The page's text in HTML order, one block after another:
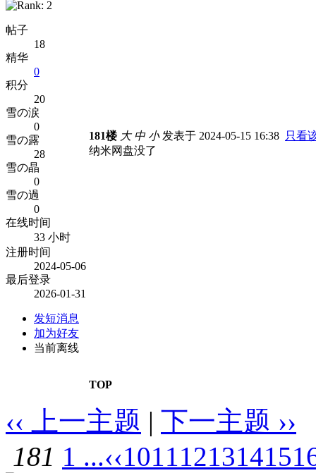
帖子
18
精华
0
积分
20
雪の涙
0
雪の露
28
雪の晶
0
雪の過
0
在线时间
33 小时
注册时间
2024-05-06
最后登录
2026-01-31
发短消息
加为好友
当前离线
181楼 大 中 小发表于 2024-05-15 16:38 只看
纳米网盘没了
TOP
‹‹ 上一主题 | 下一主题 ››
181 1 ...‹‹101112131415